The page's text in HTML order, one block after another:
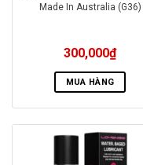
Made In Australia (G36)
300,000₫
MUA HÀNG